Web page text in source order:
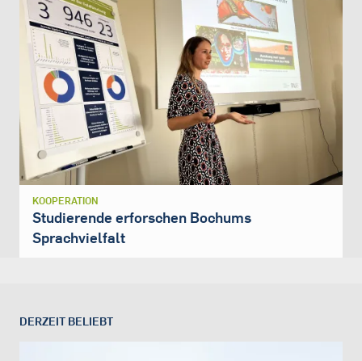
KOOPERATION
Studierende erforschen Bochums
Sprachvielfalt
DERZEIT BELIEBT